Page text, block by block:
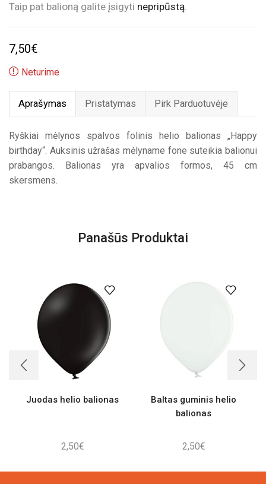
Taip pat balioną galite įsigyti nepripūstą.
7,50€
Neturime
Aprašymas Pristatymas Pirk Parduotuvėje
Ryškiai mėlynos spalvos folinis helio balionas „Happy
birthday“. Auksinis užrašas mėlyname fone suteikia balionui
prabangos. Balionas yra apvalios formos, 45 cm
skersmens.
Panašūs Produktai
Juodas helio balionas
2,50€
Baltas guminis helio
balionas
2,50€